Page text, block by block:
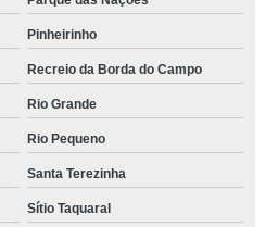
Pinheirinho
Recreio da Borda do Campo
Rio Grande
Rio Pequeno
Santa Terezinha
Sítio Taquaral